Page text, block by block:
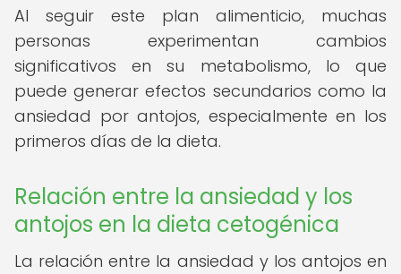
Al seguir este plan alimenticio, muchas
personas experimentan cambios
significativos en su metabolismo, lo que
puede generar efectos secundarios como la
ansiedad por antojos, especialmente en los
primeros días de la dieta.
Relación entre la ansiedad y los
antojos en la dieta cetogénica
La relación entre la ansiedad y los antojos en